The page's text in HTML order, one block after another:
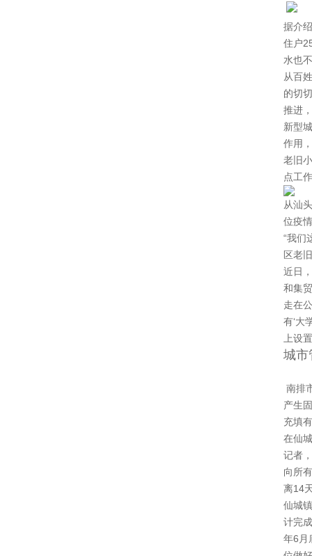
据介
住户
水也
从百
的切
推进
新型
作用
老旧
点工
从汕
位疫
“我们
区老
近日
和集
走在
有‘大
上设
城市
南排
产生
充填
在仙
记者
向所
离14
仙城
计完
年6月